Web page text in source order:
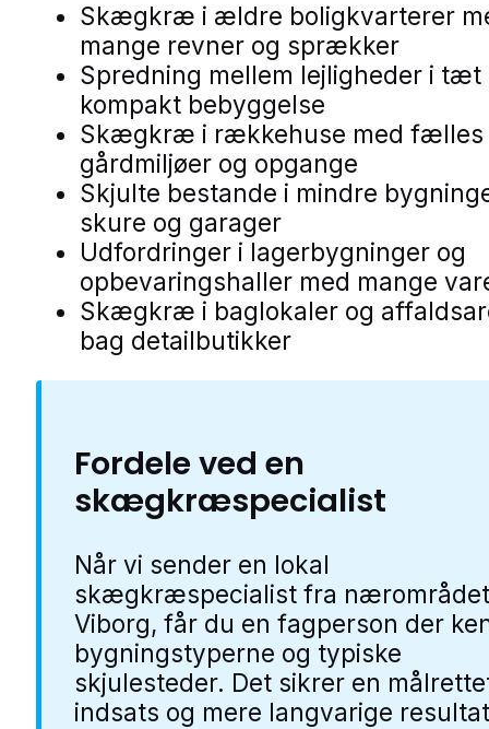
Skægkræ i ældre boligkvarterer
mange revner og sprækker
Spredning mellem lejligheder i tæt
kompakt bebyggelse
Skægkræ i rækkehuse med fælles
gårdmiljøer og opgange
Skjulte bestande i mindre
skure og garager
Udfordringer i lagerbygninger og
opbevaringshaller med mange
Skægkræ i baglokaler og
bag detailbutikker
Fordele ved en
skægkræspecialist
Når vi sender en lokal
skægkræspecialist fra
Viborg, får du en fagperson der
bygningstyperne og typiske
skjulesteder. Det sikrer en
indsats og mere langvarige